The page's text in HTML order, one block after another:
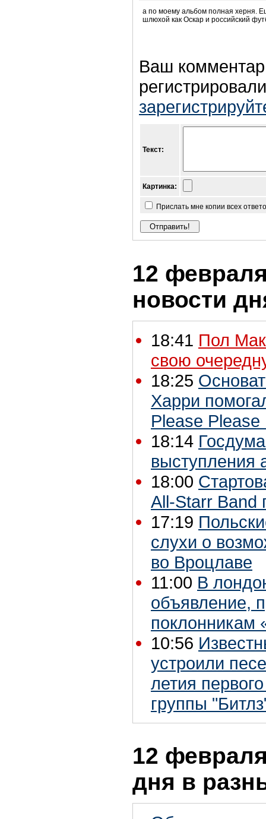
а по моему альбом полная херня.
шлюхой как Оскар и российский
Ваш
Текст:
Картинка:
Прислать мне копии всех
12
новости
18:41 Пол
свою
18:25
Харри
Please Please
18:14
выступления
18:00
All-Starr Band
17:19
слухи о
во Вроцлаве
11:00 В
объявление,
поклонникам
10:56
устроили
летия
группы
12
дня в